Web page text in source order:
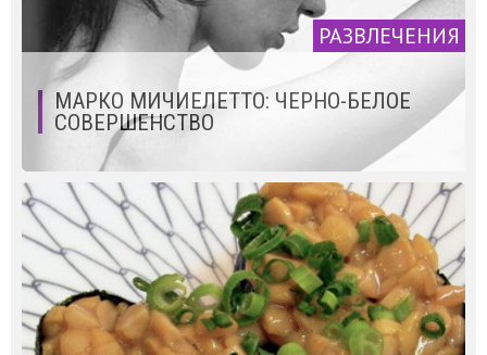
РАЗВЛЕЧЕНИЯ
МАРКО МИЧИЕЛЕТТО: ЧЕРНО-БЕЛОЕ
СОВЕРШЕНСТВО